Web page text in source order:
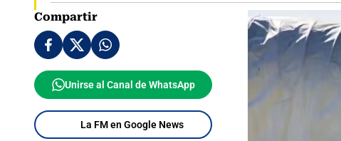
Compartir
Unirse al Canal de WhatsApp
La FM en Google News